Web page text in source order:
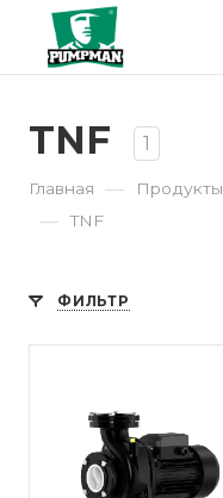
TNF 1
Главная — Продукты
— TNF
ФИЛЬТР